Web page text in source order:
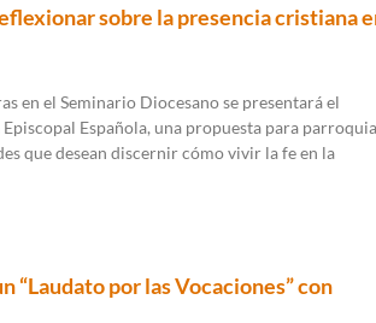
sobre la presencia cristiana
en el Seminario Diocesano se presentará el
Española, una propuesta para
que desean discernir cómo vivir la fe en la
“Laudato por las Vocaciones” con